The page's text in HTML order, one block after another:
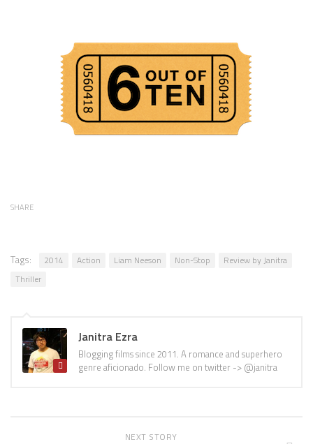
SHARE
Tags: 2014 Action Liam Neeson Non-Stop
Review by Janitra
Thriller
Janitra Ezra
Blogging films since 2011. A romance and superhero
genre aficionado. Follow me on twitter -> @janitra
NEXT STORY